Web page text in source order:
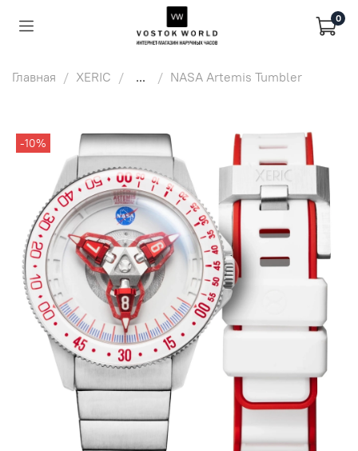
0
Главная XERIC ... NASA Artemis Tumbler
-10%